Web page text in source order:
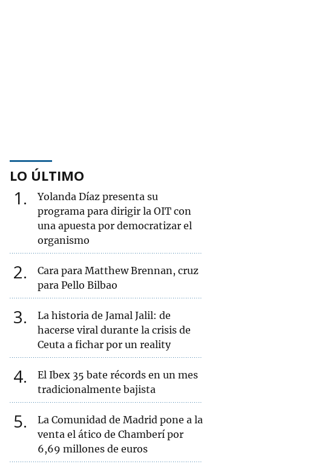
LO ÚLTIMO
1
Yolanda Díaz presenta su
programa para dirigir la OIT con
una apuesta por democratizar el
organismo
2
Cara para Matthew Brennan, cruz
para Pello Bilbao
3
La historia de Jamal Jalil: de
hacerse viral durante la crisis de
Ceuta a fichar por un reality
4
El Ibex 35 bate récords en un mes
tradicionalmente bajista
5
La Comunidad de Madrid pone a la
venta el ático de Chamberí por
6,69 millones de euros